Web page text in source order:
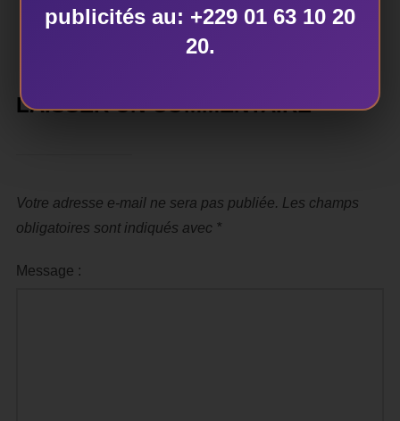
LAISSER UN COMMENTAIRE
Votre adresse e-mail ne sera pas publiée. Les champs
obligatoires sont indiqués avec *
Message :
publicités au: +229 01 63 10 20
20.